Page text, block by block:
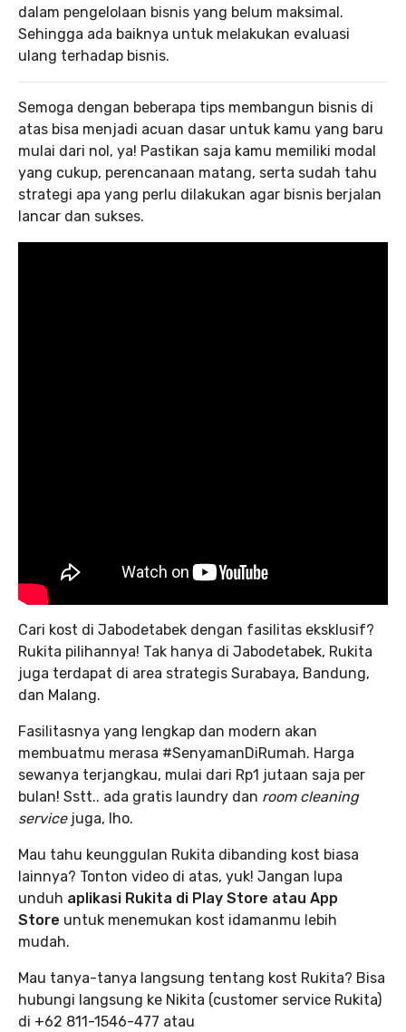
dalam pengelolaan bisnis yang belum maksimal.
Sehingga ada baiknya untuk melakukan evaluasi
ulang terhadap bisnis.
Semoga dengan beberapa tips membangun bisnis di
atas bisa menjadi acuan dasar untuk kamu yang baru
mulai dari nol, ya! Pastikan saja kamu memiliki modal
yang cukup, perencanaan matang, serta sudah tahu
strategi apa yang perlu dilakukan agar bisnis berjalan
lancar dan sukses.
Cari kost di Jabodetabek dengan fasilitas eksklusif?
Rukita pilihannya! Tak hanya di Jabodetabek, Rukita
juga terdapat di area strategis Surabaya, Bandung,
dan Malang.
Fasilitasnya yang lengkap dan modern akan
membuatmu merasa #SenyamanDiRumah. Harga
sewanya terjangkau, mulai dari Rp1 jutaan saja per
bulan! Sstt.. ada gratis laundry dan room cleaning
service juga, lho.
Mau tahu keunggulan Rukita dibanding kost biasa
lainnya? Tonton video di atas, yuk! Jangan lupa
unduh aplikasi Rukita di Play Store atau App
Store untuk menemukan kost idamanmu lebih
mudah.
Mau tanya-tanya langsung tentang kost Rukita? Bisa
hubungi langsung ke Nikita (customer service Rukita)
di +62 811-1546-477 atau